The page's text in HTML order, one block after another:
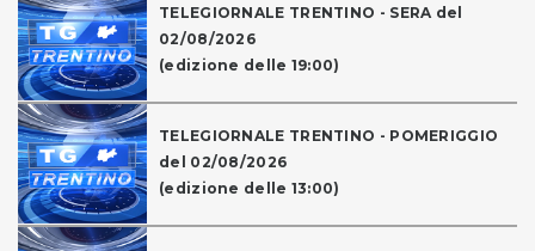
TELEGIORNALE TRENTINO - SERA del
02/08/2026
(edizione delle 19:00)
TELEGIORNALE TRENTINO - POMERIGGIO
del 02/08/2026
(edizione delle 13:00)